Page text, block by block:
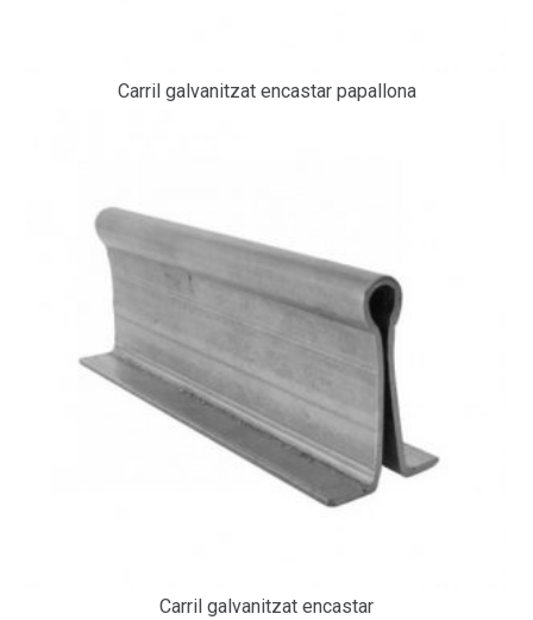
Carril galvanitzat encastar papallona
Carril galvanitzat encastar